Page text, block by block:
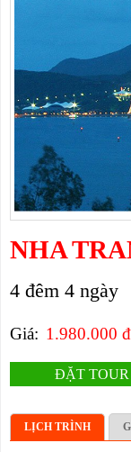
NHA
4 đêm 4 ngày
Giá: 1.980.000 đ
ĐẶT TOUR
LỊCH TRÌNH